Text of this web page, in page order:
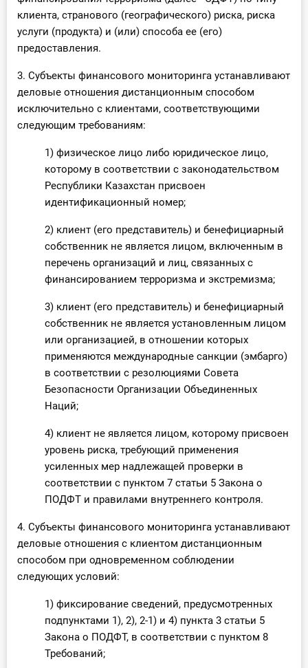
клиента, странового (географического) риска, риска
услуги (продукта) и (или) способа ее (его)
предоставления.
3. Субъекты финансового мониторинга устанавливают
деловые отношения дистанционным способом
исключительно с клиентами, соответствующими
следующим требованиям:
1) физическое лицо либо юридическое лицо,
которому в соответствии с законодательством
Республики Казахстан присвоен
идентификационный номер;
2) клиент (его представитель) и бенефициарный
собственник не является лицом, включенным в
перечень организаций и лиц, связанных с
финансированием терроризма и экстремизма;
3) клиент (его представитель) и бенефициарный
собственник не является установленным лицом
или организацией, в отношении которых
применяются международные санкции (эмбарго)
в соответствии с резолюциями Совета
Безопасности Организации Объединенных
Наций;
4) клиент не является лицом, которому присвоен
уровень риска, требующий применения
усиленных мер надлежащей проверки в
соответствии с пунктом 7 статьи 5 Закона о
ПОДФТ и правилами внутреннего контроля.
4. Субъекты финансового мониторинга устанавливают
деловые отношения с клиентом дистанционным
способом при одновременном соблюдении
следующих условий:
1) фиксирование сведений, предусмотренных
подпунктами 1), 2), 2-1) и 4) пункта 3 статьи 5
Закона о ПОДФТ, в соответствии с пунктом 8
Требований;